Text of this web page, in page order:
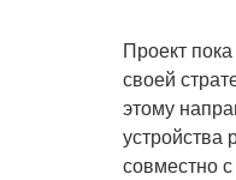
Проект
своей
этому
устройства
совместно